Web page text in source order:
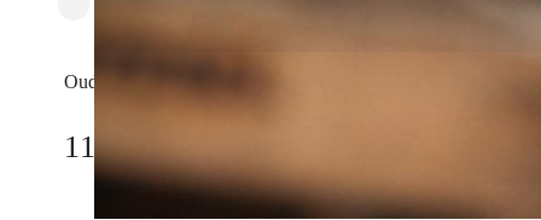
Oud Beersel Geuze Barrel Oude Pjpen 37,5 cl
11,70€